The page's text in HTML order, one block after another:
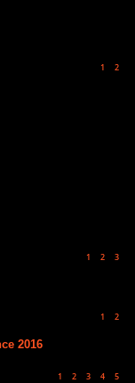
1 2
1 2 3
1 2
2016
1 2 3 4 5